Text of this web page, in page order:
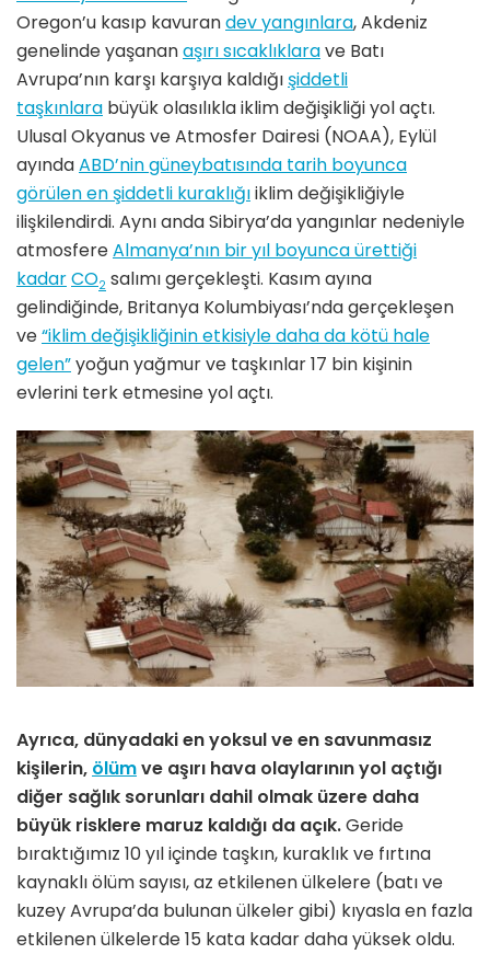
Oregon’u kasıp kavurandev yangınlara, Akdeniz
genelinde yaşananaşırı sıcaklıklarave Batı
Avrupa’nın karşı karşıya kaldığışiddetli
taşkınlara büyük olasılıkla iklim değişikliği yol açtı.
Ulusal Okyanus ve Atmosfer Dairesi (NOAA), Eylül
ayındaABD’nin güneybatısında tarih boyunca
görülen en şiddetli kuraklığıiklim değişikliğiyle
ilişkilendirdi. Aynı anda Sibirya’da yangınlar nedeniyle
atmosfereAlmanya’nın bir yıl boyunca ürettiği
kadarCO2 salımı gerçekleşti. Kasım ayına
gelindiğinde, Britanya Kolumbiyası’nda gerçekleşen
ve“iklim değişikliğinin etkisiyle daha da kötü hale
gelen”yoğun yağmur ve taşkınlar 17 bin kişinin
evlerini terk etmesine yol açtı.
Ayrıca, dünyadaki en yoksul ve en savunmasız
kişilerin, ölümve aşırı hava olaylarının yol açtığı
diğer sağlık sorunları dahil olmak üzere daha
büyük risklere maruz kaldığı da açık.Geride
bıraktığımız 10 yıl içinde taşkın, kuraklık ve fırtına
kaynaklı ölüm sayısı, az etkilenen ülkelere (batı ve
kuzey Avrupa’da bulunan ülkeler gibi) kıyasla en fazla
etkilenen ülkelerde 15 kata kadar daha yüksek oldu.